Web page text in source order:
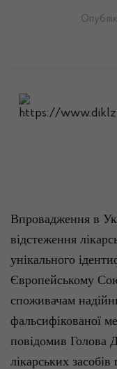
Впровадження в
відстеження
унікального
Європейському
споживачам
фальсифікованої
повідомив Голова
лікарських засобів